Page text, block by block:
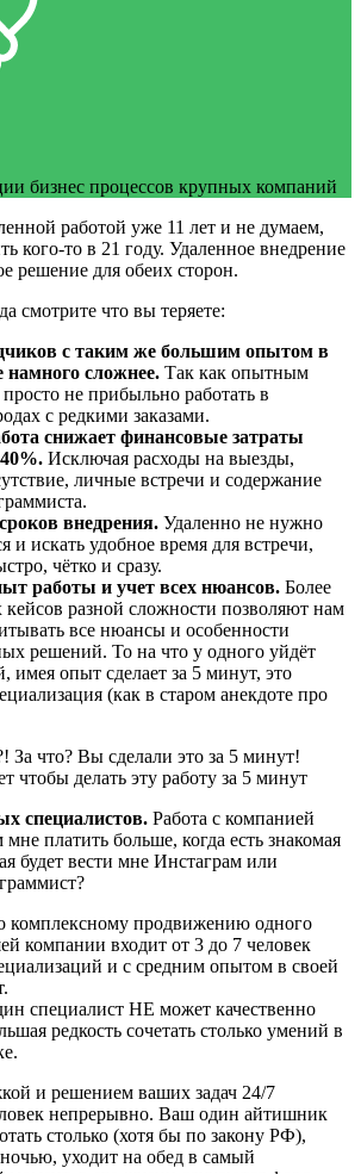
бизнес процессов крупных компаний
работой уже 11 лет и не думаем,
кого-то в 21 году. Удаленное внедрение
решение для обеих сторон.
смотрите что вы теряете:
с таким же большим опытом в
намного сложнее. Так как опытным
не прибыльно работать в
с редкими заказами.
снижает финансовые затраты
Исключая расходы на выезды,
личные встречи и содержание
внедрения. Удаленно не нужно
и искать удобное время для встречи,
чётко и сразу.
работы и учет всех нюансов. Более
разной сложности позволяют нам
все нюансы и особенности
решений. То на что у одного уйдёт
имея опыт сделает за 5 минут, это
(как в старом анекдоте про
За что? Вы сделали это за 5 минут!
чтобы делать эту работу за 5 минут
специалистов. Работа с компанией
платить больше, когда есть знакомая
будет вести мне Инстаграм или
комплексному продвижению одного
компании входит от 3 до 7 человек
и с средним опытом в своей
специалист НЕ может качественно
редкость сочетать столько умений в
и решением ваших задач 24/7
непрерывно. Ваш один айтишник
столько (хотя бы по закону РФ),
уходит на обед в самый